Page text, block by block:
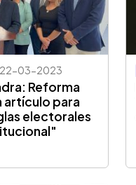
22-03-2023
Reforma
artículo para
electorales